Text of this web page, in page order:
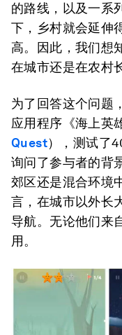
的路线，以及一系
下，乡村就会延伸
高。因此，我们想
在城市还是在农村
为了回答这个问题
应用程序《海上英
Quest），测试了
询问了参与者的背
郊区还是混合环境
言，在城市以外长
导航。无论他们来
用。